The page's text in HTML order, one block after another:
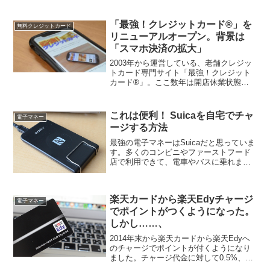
無料クレジットカード
「最強！クレジットカード®」を
リニューアルオープン。背景は
「スマホ決済の拡大」
2003年から運営している、老舗クレジッ
トカード専門サイト「最強！クレジット
カード®」。ここ数年は開店休業状態だ
電子マネー
これは便利！ Suicaを自宅でチャ
ージする方法
最強の電子マネーはSuicaだと思っていま
す。多くのコンビニやファーストフード
店で利用できて、電車やバスに乗れま
の自動チ...
電子マネー
楽天カードから楽天Edyチャージ
でポイントがつくようになった。
しかし……、
2014年末から楽天カードから楽天Edyへ
のチャージでポイントが付くようになり
ました。チャージ代金に対して0.5%、楽